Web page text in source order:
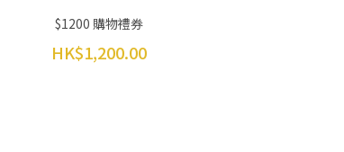
$1200 購物禮券
HK$1,200.00